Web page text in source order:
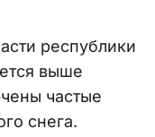
республики
выше
частые
снега.